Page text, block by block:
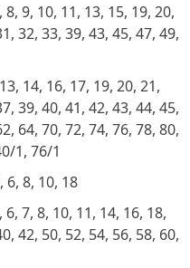
9, 10, 11, 13, 15, 19, 20,
32, 33, 39, 43, 45, 47, 49,
14, 16, 17, 19, 20, 21,
39, 40, 41, 42, 43, 44, 45,
64, 70, 72, 74, 76, 78, 80,
1, 76/1
6, 8, 10, 18
7, 8, 10, 11, 14, 16, 18,
42, 50, 52, 54, 56, 58, 60,